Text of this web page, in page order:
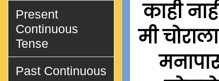
काही
मी
Present
Continuous
Tense
Past Continuous